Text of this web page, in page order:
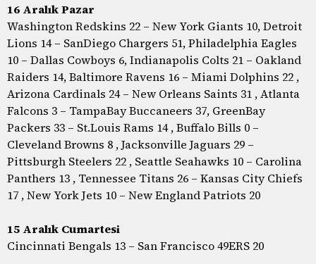
16 Aralık Pazar
Washington Redskins 22 – New York Giants 10, Detroit
Lions 14 – SanDiego Chargers 51, Philadelphia Eagles
10 – Dallas Cowboys 6, Indianapolis Colts 21 – Oakland
Raiders 14, Baltimore Ravens 16 – Miami Dolphins 22 ,
Arizona Cardinals 24 – New Orleans Saints 31 , Atlanta
Falcons 3 – TampaBay Buccaneers 37, GreenBay
Packers 33 – St.Louis Rams 14 , Buffalo Bills 0 –
Cleveland Browns 8 , Jacksonville Jaguars 29 –
Pittsburgh Steelers 22 , Seattle Seahawks 10 – Carolina
Panthers 13 , Tennessee Titans 26 – Kansas City Chiefs
17 , New York Jets 10 – New England Patriots 20
15 Aralık Cumartesi
Cincinnati Bengals 13 – San Francisco 49ERS 20